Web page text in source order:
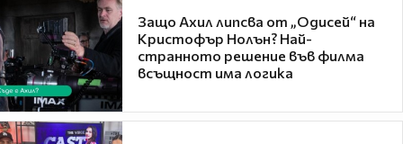
Защо Ахил липсва от „Одисей“ на
Кристофър Нолън? Най-
странното решение във филма
всъщност има логика